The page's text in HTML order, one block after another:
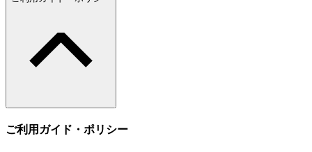
ご利用ガイド・ポリシー